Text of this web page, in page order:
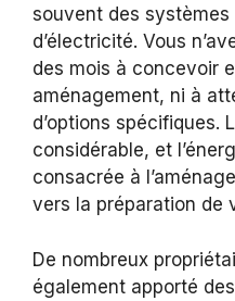
souvent des systèmes
d’électricité. Vous
des mois à concevoir
aménagement, ni à
d’options spécifiques.
considérable, et
consacrée à
vers la préparation de
De nombreux
également apporté